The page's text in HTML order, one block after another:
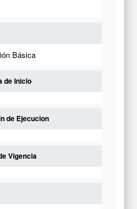
Básica
de Inicio
de Ejecucion
Vigencia